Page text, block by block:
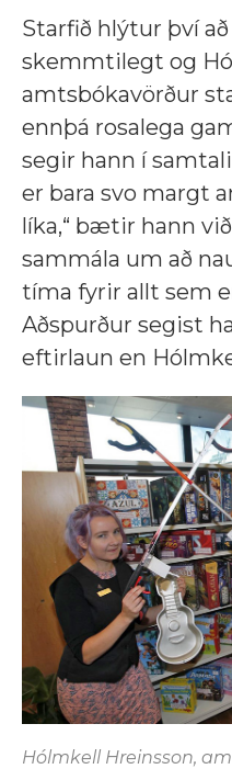
Starfið hlýtur því
skemmtilegt og
amtsbókavörður
ennþá rosalega
segir hann í
er bara svo margt
líka,“ bætir hann
sammála um að
tíma fyrir allt sem
Aðspurður segist
eftirlaun en
Hólmkell Hreinsson,